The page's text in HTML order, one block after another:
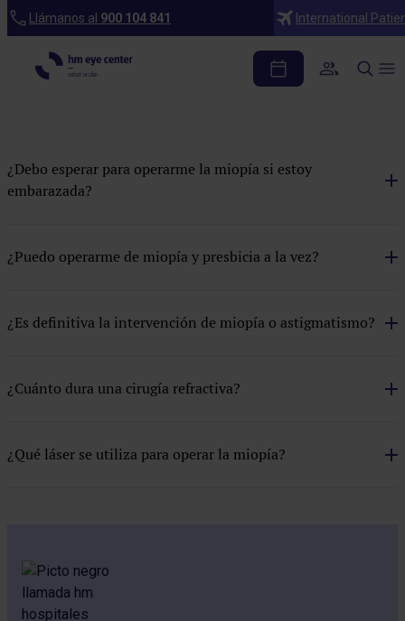
Llámanos al 900 104 841 International
Preguntas frecuentes
Cirugía refractiva
Cirugía refractiva
Glaucoma
Presbicia
¿Debo esperar para operarme la miopía si estoy
embarazada?
¿Puedo operarme de miopía y presbicia a la vez?
¿Es definitiva la intervención de miopía o astigmatismo?
¿Cuánto dura una cirugía refractiva?
¿Qué láser se utiliza para operar la miopía?